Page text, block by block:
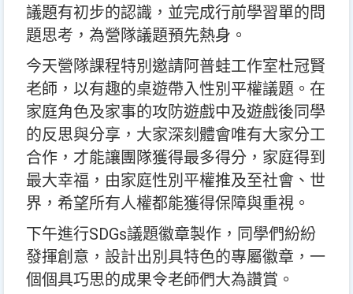
議題有初步的認識，並完成行前學習單的問
題思考，為營隊議題預先熱身。
今天營隊課程特別邀請阿普蛙工作室杜冠賢
老師，以有趣的桌遊帶入性別平權議題。在
家庭角色及家事的攻防遊戲中及遊戲後同學
的反思與分享，大家深刻體會唯有大家分工
合作，才能讓團隊獲得最多得分，家庭得到
最大幸福，由家庭性別平權推及至社會、世
界，希望所有人權都能獲得保障與重視。
下午進行SDGs議題徽章製作，同學們紛紛
發揮創意，設計出別具特色的專屬徽章，一
個個具巧思的成果令老師們大為讚賞。